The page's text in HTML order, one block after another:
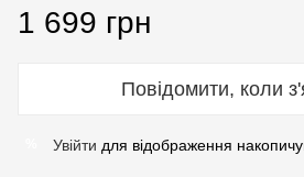
1 699 грн
Повідомити, коли
Увійти для відображення